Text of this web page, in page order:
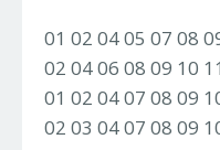
01 02 04 05 07 08
02 04 06 08 09 10
01 02 04 07 08 09
02 03 04 07 08 09